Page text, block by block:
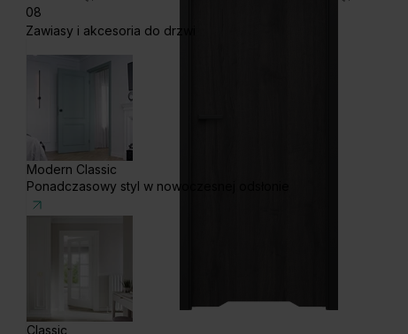
08
Zawiasy i akcesoria do drzwi
Modern Classic
Ponadczasowy styl w nowoczesnej odsłonie
Classic